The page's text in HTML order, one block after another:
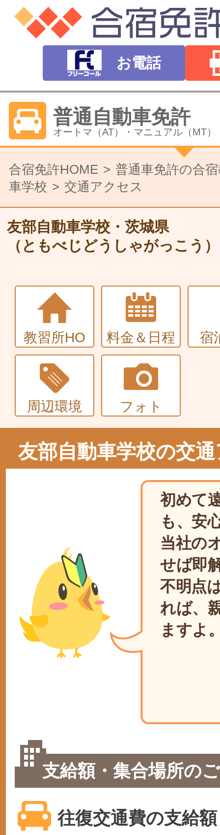
お電話
普通自動車免許
オートマ（AT）・マニュアル（MT）
バイク免許
普通二輪（中型二輪）・大型二輪
大型〜二種免許
中型・大型特殊・けん引・大型二種
普通車+バイク
同時取得
合宿免許HOME
普通車免許の合
車学校
交通アクセス
友部自動車学校・茨城県
（ともべじどうしゃがっこう）
教習所HO 料金＆日程 宿
周辺環境 フォト
友部自動車学校の交
初めて
も、安
当社の
せば即
不明点
れば、
ますよ
支給額・集合場所の
往復交通費の支給額